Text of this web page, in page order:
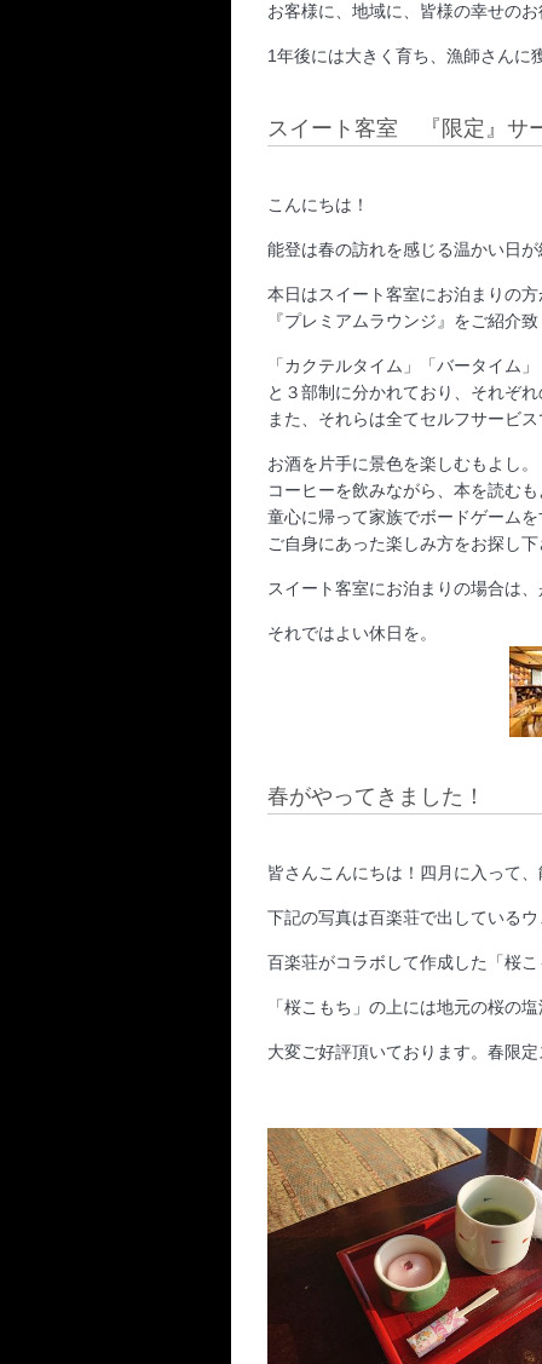
お客様に、地域に、皆様の幸せの
1年後には大きく育ち、漁師さんに
スイート客室 『限定』サ
こんにちは！
能登は春の訪れを感じる温かい日
本日はスイート客室にお泊まりの
『プレミアムラウンジ』をご紹介
「カクテルタイム」「バータイム
と３部制に分かれており、それぞ
また、それらは全てセルフサービ
お酒を片手に景色を楽しむもよし。
コーヒーを飲みながら、本を読む
童心に帰って家族でボードゲーム
ご自身にあった楽しみ方をお探し
スイート客室にお泊まりの場合は
それではよい休日を。
春がやってきました！
皆さんこんにちは！四月に入って
下記の写真は百楽荘で出している
百楽荘がコラボして作成した「桜
「桜こもち」の上には地元の桜の
大変ご好評頂いております。春限